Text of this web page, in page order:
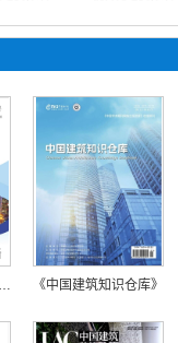
《中国城市规划知识仓库》 《中国建筑知识仓库》